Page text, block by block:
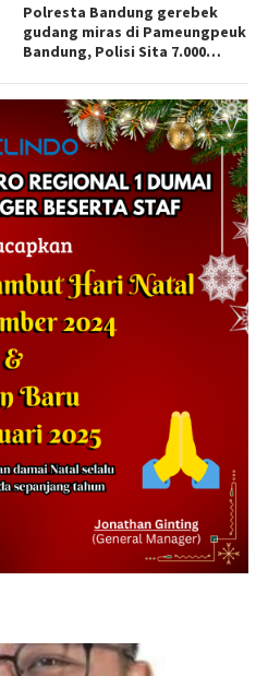
Polresta Bandung gerebek
gudang miras di Pameungpeuk
Bandung, Polisi Sita 7.000